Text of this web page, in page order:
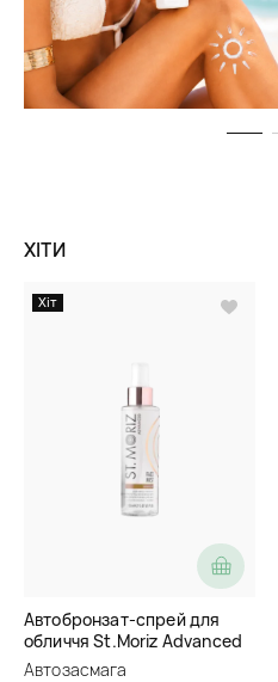
ХІТИ
Хіт
Автобронзат-спрей для
обличчя St.Moriz Advanced
Face Mist
Автозасмага